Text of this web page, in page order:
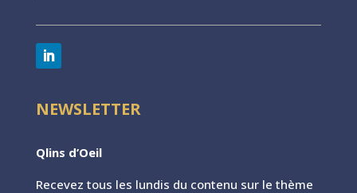
NEWSLETTER
Qlins d’Oeil
Recevez tous les lundis du contenu sur le thème